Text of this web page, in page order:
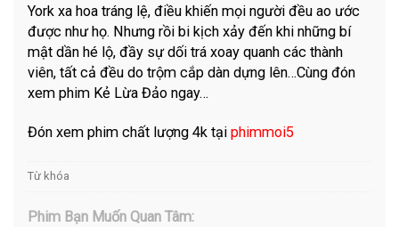
York xa hoa tráng lệ, điều khiến mọi người đều ao ước
được như họ. Nhưng rồi bi kịch xảy đến khi những bí
mật dần hé lộ, đầy sự dối trá xoay quanh các thành
viên, tất cả đều do trộm cắp dàn dựng lên…Cùng đón
xem phim Kẻ Lừa Đảo ngay…
Đón xem phim chất lượng 4k tạiphimmoi5
Từ khóa
Phim Bạn Muốn Quan Tâm: